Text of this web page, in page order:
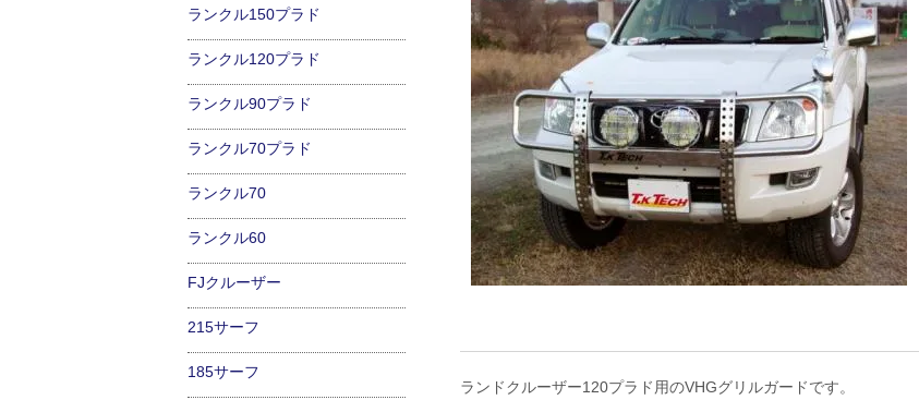
ランドクルーザー120プラド用のVHGグリルガードです。
ランクル150プラド
ランクル120プラド
ランクル90プラド
ランクル70プラド
ランクル70
ランクル60
FJクルーザー
215サーフ
185サーフ